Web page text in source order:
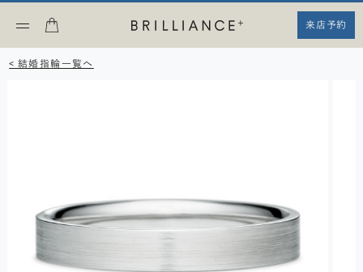
来店予約
< 結婚指輪一覧へ